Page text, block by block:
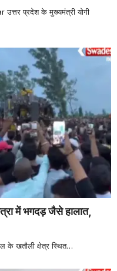
प्रदेश के मुख्यमंत्री योगी
में भगदड़ जैसे हालात,
खतौली क्षेत्र स्थित…